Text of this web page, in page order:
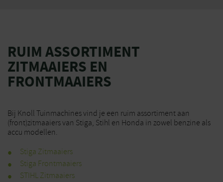
RUIM ASSORTIMENT
ZITMAAIERS EN
FRONTMAAIERS
Bij Knoll Tuinmachines vind je een ruim assortiment aan
(front)zitmaaiers van Stiga, Stihl en Honda in zowel benzine als
accu modellen.
Stiga Zitmaaiers
Stiga Frontmaaiers
STIHL Zitmaaiers